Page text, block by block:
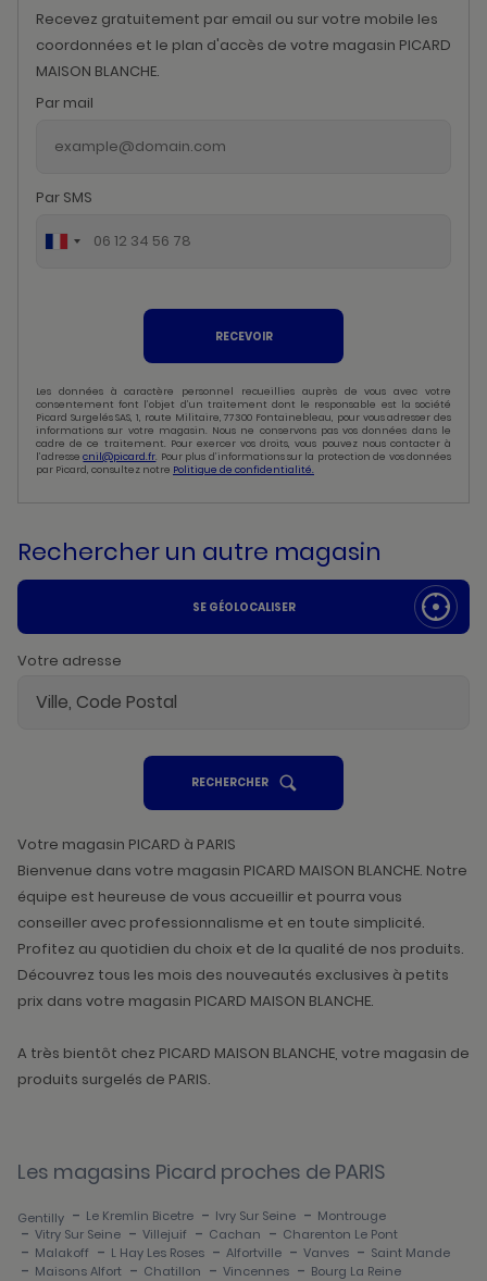
Recevez gratuitement par email ou sur votre mobile les
coordonnées et le plan d'accès de votre magasin PICARD
MAISON BLANCHE.
Par mail
Par SMS
RECEVOIR
Les données à caractère personnel recueillies auprès de vous avec votre
consentement font l’objet d’un traitement dont le responsable est la société
Picard Surgelés SAS, 1, route Militaire, 77300 Fontainebleau, pour vous adresser des
informations sur votre magasin. Nous ne conservons pas vos données dans le
cadre de ce traitement. Pour exercer vos droits, vous pouvez nous contacter à
l’adressecnil@picard.fr. Pour plus d’informations sur la protection de vos données
par Picard, consultez notre Politique de confidentialité.
Rechercher un autre magasin
SE GÉOLOCALISER
Votre adresse
RECHERCHERUN
POINT
VENTE
Votre magasin PICARD à PARIS
Bienvenue dans votre magasin PICARD MAISON BLANCHE. Notre
équipe est heureuse de vous accueillir et pourra vous
conseiller avec professionnalisme et en toute simplicité.
Profitez au quotidien du choix et de la qualité de nos produits.
Découvrez tous les mois des nouveautés exclusives à petits
prix dans votre magasin PICARD MAISON BLANCHE.
A très bientôt chez PICARD MAISON BLANCHE, votre magasin de
produits surgelés de PARIS.
Les magasins Picard proches de PARIS
Gentilly - Le Kremlin Bicetre - Ivry Sur Seine - Montrouge
- Vitry Sur Seine - Villejuif - Cachan - Charenton Le Pont
- Malakoff - L Hay Les Roses - Alfortville - Vanves - Saint Mande
- Maisons Alfort - Chatillon - Vincennes - Bourg La Reine